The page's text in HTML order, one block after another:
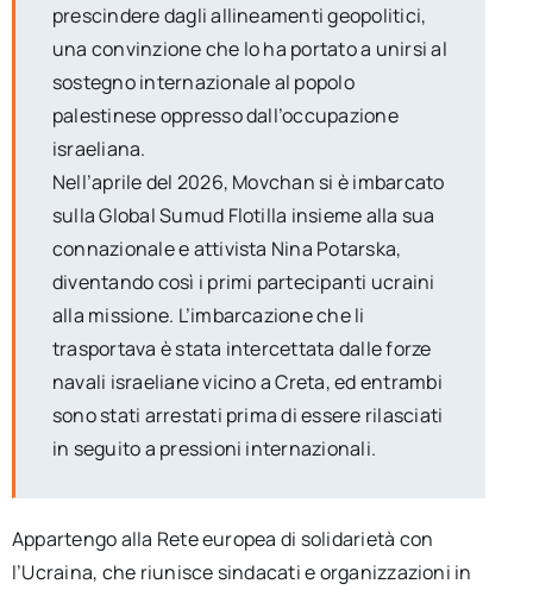
prescindere dagli allineamenti geopolitici,
una convinzione che lo ha portato a unirsi al
sostegno internazionale al popolo
palestinese oppresso dall’occupazione
israeliana.
Nell’aprile del 2026, Movchan si è imbarcato
sulla Global Sumud Flotilla insieme alla sua
connazionale e attivista Nina Potarska,
diventando così i primi partecipanti ucraini
alla missione. L’imbarcazione che li
trasportava è stata intercettata dalle forze
navali israeliane vicino a Creta, ed entrambi
sono stati arrestati prima di essere rilasciati
in seguito a pressioni internazionali.
Appartengo alla Rete europea di solidarietà con
l’Ucraina, che riunisce sindacati e organizzazioni in